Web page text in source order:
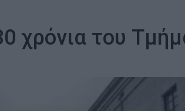
χρόνια του